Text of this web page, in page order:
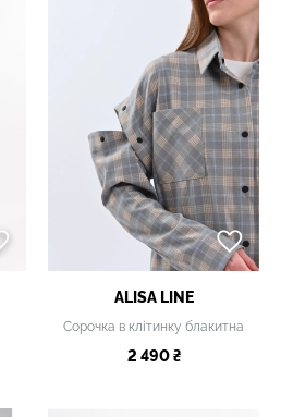
ALISA LINE
Сорочка в клітинку блакитна
2 490 ₴